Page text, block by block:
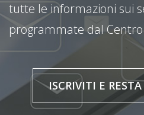
tutte le informazioni sui
programmate dal Centro
ISCRIVITI E